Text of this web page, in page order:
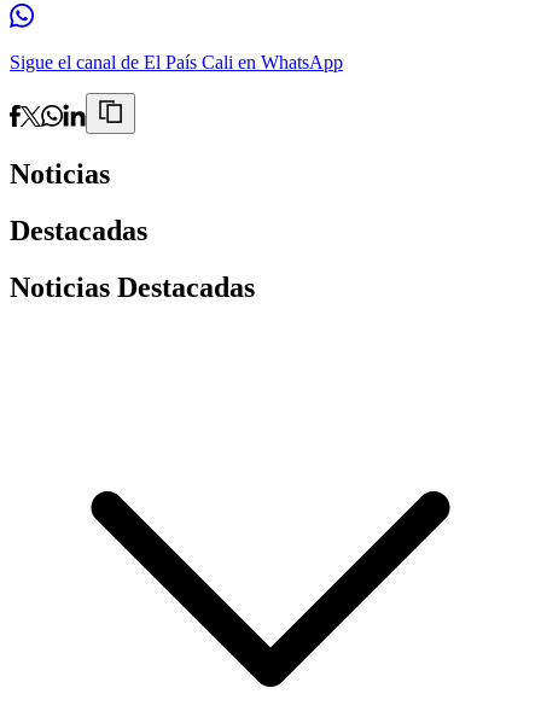
Sigue el canal de El País Cali en WhatsApp
Noticias
Destacadas
Noticias Destacadas